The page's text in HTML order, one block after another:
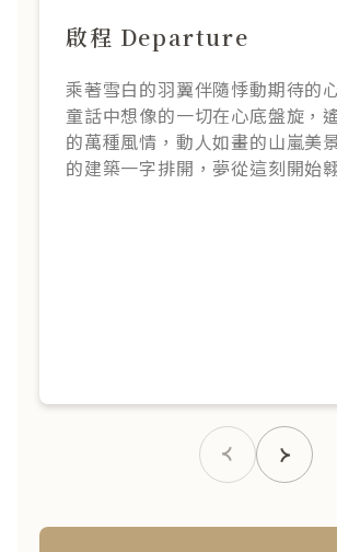
啟程 Departure
乘著雪白的羽翼伴隨悸動期待的
童話中想像的一切在心底盤旋，
的萬種風情，動人如畫的山嵐美
的建築一字排開，夢從這刻開始